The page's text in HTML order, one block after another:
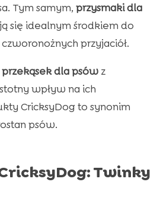
Tym samym, przysmaki dla
się idealnym środkiem do
przyjaciół.
dla psówz
wpływ na ich
CricksyDog to synonim
psów.
Twinky